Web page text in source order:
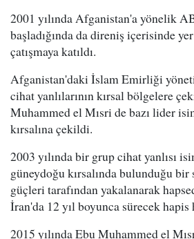
2001 yılında Afganistan'a yönelik
başladığında da direniş içerisinde
çatışmaya katıldı.
Afganistan'daki İslam Emirliği
cihat yanlılarının kırsal bölgelere
Muhammed el Mısri de bazı lider
kırsalına çekildi.
2003 yılında bir grup cihat yanlısı
güneydoğu kırsalında bulunduğu
güçleri tarafından yakalanarak
İran'da 12 yıl boyunca sürecek hapis
2015 yılında Ebu Muhammed el